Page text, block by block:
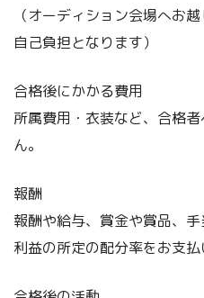
（オーディション会場へお
自己負担となります）
合格後にかかる費用
所属費用・衣装など、合格
ん。
報酬
報酬や給与、賞金や賞品、手
利益の所定の配分率をお支